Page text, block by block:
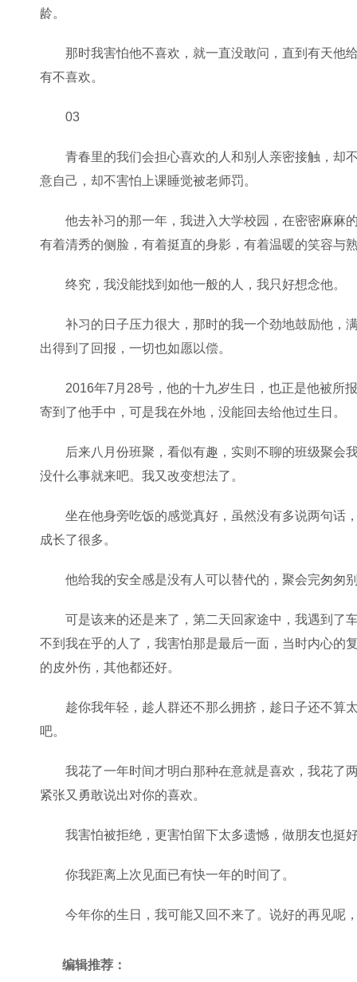
龄。
那时我害怕他不喜欢，就一直没敢问，直到有天他
有不喜欢。
03
青春里的我们会担心喜欢的人和别人亲密接触，却
意自己，却不害怕上课睡觉被老师罚。
他去补习的那一年，我进入大学校园，在密密麻麻
有着清秀的侧脸，有着挺直的身影，有着温暖的笑容与
终究，我没能找到如他一般的人，我只好想念他。
补习的日子压力很大，那时的我一个劲地鼓励他，
出得到了回报，一切也如愿以偿。
2016年7月28号，他的十九岁生日，也正是他被所
寄到了他手中，可是我在外地，没能回去给他过生日。
后来八月份班聚，看似有趣，实则不聊的班级聚会
没什么事就来吧。我又改变想法了。
坐在他身旁吃饭的感觉真好，虽然没有多说两句话
成长了很多。
他给我的安全感是没有人可以替代的，聚会完匆匆
可是该来的还是来了，第二天回家途中，我遇到了
不到我在乎的人了，我害怕那是最后一面，当时内心的
的皮外伤，其他都还好。
趁你我年轻，趁人群还不那么拥挤，趁日子还不算
吧。
我花了一年时间才明白那种在意就是喜欢，我花了
紧张又勇敢说出对你的喜欢。
我害怕被拒绝，更害怕留下太多遗憾，做朋友也挺
你我距离上次见面已有快一年的时间了。
今年你的生日，我可能又回不来了。说好的再见呢
编辑推荐：